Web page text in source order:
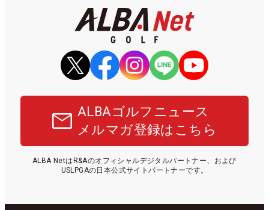
ALBAゴルフニュース
メルマガ登録はこちら
ALBA NetはR&Aのオフィシャルデジタルパートナー、および
USLPGAの日本公式サイトパートナーです。